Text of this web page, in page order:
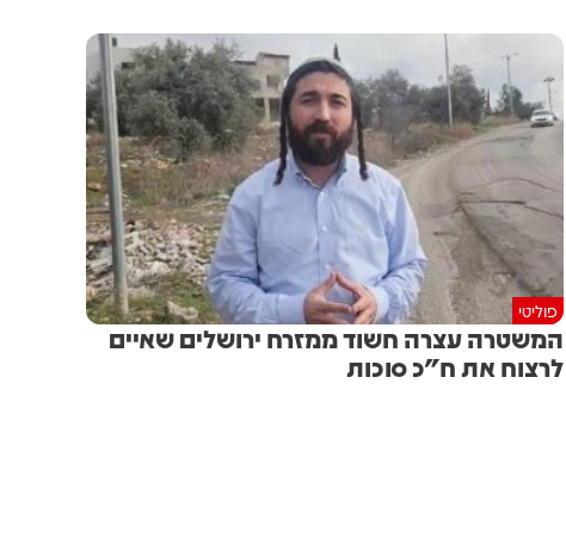
פוליטי
המשטרה עצרה חשוד ממזרח ירושלים שאיים
לרצוח את ח"כ סוכות